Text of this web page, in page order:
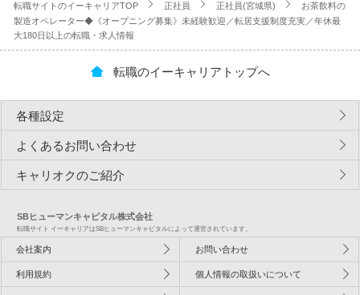
転職サイトのイーキャリアTOP
正社員 正社員(宮城県)
お茶飲料の
製造オペレーター◆《オープニング募集》未経験歓迎／転居支援制度充実／年休最
大180日以上の転職・求人情報
転職のイーキャリアトップへ
各種設定
よくあるお問い合わせ
キャリオクのご紹介
SBヒューマンキャピタル株式会社
転職サイト イーキャリアはSBヒューマンキャピタルによって運営されています。
会社案内 お問い合わせ
利用規約 個人情報の取扱いについて